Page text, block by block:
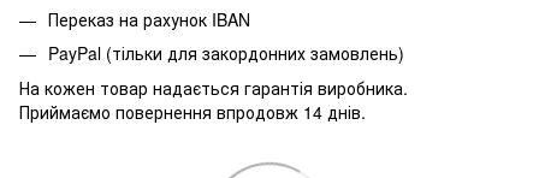
Переказ на рахунок IBAN
PayPal (тільки для закордонних замовлень)
На кожен товар надається гарантія виробника.
Приймаємо повернення впродовж 14 днів.